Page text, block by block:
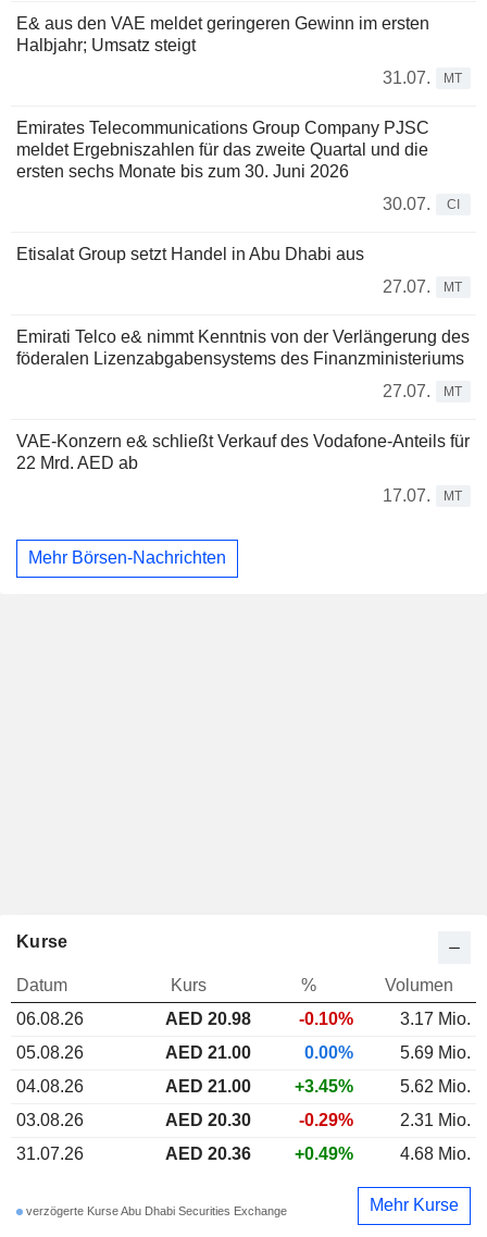
E& aus den VAE meldet geringeren Gewinn im ersten
Halbjahr; Umsatz steigt
31.07.
MT
Emirates Telecommunications Group Company PJSC
meldet Ergebniszahlen für das zweite Quartal und die
ersten sechs Monate bis zum 30. Juni 2026
30.07.
CI
Etisalat Group setzt Handel in Abu Dhabi aus
27.07.
MT
Emirati Telco e& nimmt Kenntnis von der Verlängerung des
föderalen Lizenzabgabensystems des Finanzministeriums
27.07.
MT
VAE-Konzern e& schließt Verkauf des Vodafone-Anteils für
22 Mrd. AED ab
17.07.
MT
Mehr Börsen-Nachrichten
Kurse
Datum Kurs %
Volumen
06.08.26
AED 20.98 -0.10%
3.17 Mio.
05.08.26
AED 21.00 0.00%
5.69 Mio.
04.08.26
AED 21.00 +3.45%
5.62 Mio.
03.08.26
AED 20.30 -0.29%
2.31 Mio.
31.07.26
AED 20.36 +0.49% 4.68 Mio.
verzögerte Kurse Abu Dhabi Securities Exchange Mehr Kurse